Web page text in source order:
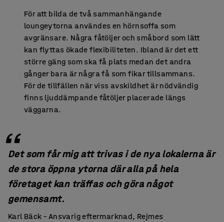
För att bilda de två sammanhängande
loungeytorna användes en hörnsoffa som
avgränsare. Några fåtöljer och småbord som lätt
kan flyttas ökade flexibiliteten. Ibland är det ett
större gäng som ska få plats medan det andra
gånger bara är några få som fikar tillsammans.
För de tillfällen när viss avskildhet är nödvändig
finns ljuddämpande fåtöljer placerade längs
väggarna.
Det som får mig att trivas i de nya lokalerna är
de stora öppna ytorna där alla på hela
företaget kan träffas och göra något
gemensamt.
Karl Bäck – Ansvarig eftermarknad, Rejmes